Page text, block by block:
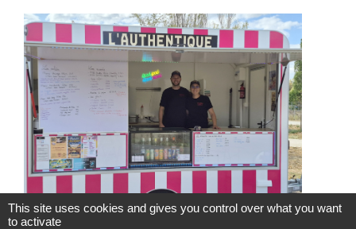
This site uses cookies and gives you control over what you want
to activate